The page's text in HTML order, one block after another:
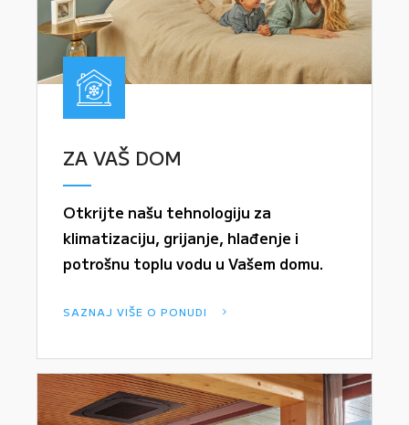
ZA VAŠ DOM
Otkrijte našu tehnologiju za
klimatizaciju, grijanje, hlađenje i
potrošnu toplu vodu u Vašem domu.
SAZNAJ VIŠE O PONUDI